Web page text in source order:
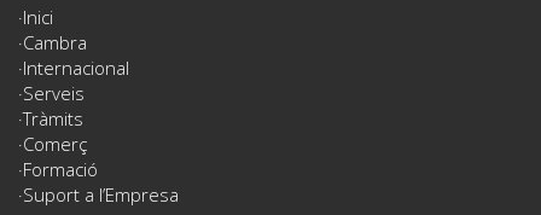
Inici
Cambra
Internacional
Serveis
Tràmits
Comerç
Formació
Suport a l’Empresa